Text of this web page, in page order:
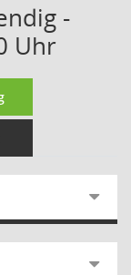
-
Uhr